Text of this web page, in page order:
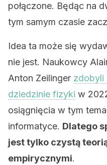
połączone. Będąc na
tym samym czasie
Idea ta może się
nie jest. Naukowcy
Anton Zeilinger zdobyli
dziedzinie fizyki w
osiągnięcia w tym
informatyce. Dlatego
jest tylko czystą
empirycznymi.